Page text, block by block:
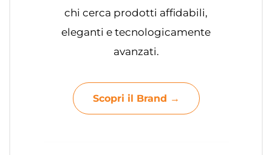
chi cerca prodotti affidabili,
eleganti e tecnologicamente
avanzati.
Scopri il Brand →